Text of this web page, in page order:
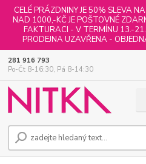
CELÉ PRÁZDNINY JE 50% SLEVA
NAD 1000,-KČ JE POŠTOVNÉ
FAKTURACI - V TERMÍNU 13.-
PRODEJNA UZAVŘENA -
281 916 793
Po-Čt 8-16:30, Pá 8-14:30